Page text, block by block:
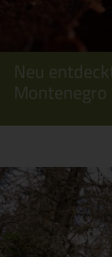
Neu
Montenegro